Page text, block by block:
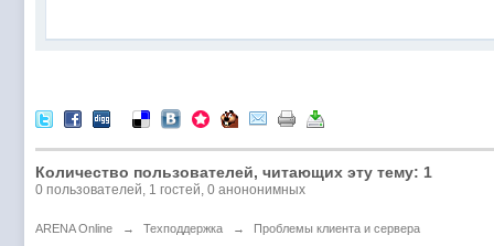
Количество пользователей, читающих эту тему: 1
0 пользователей, 1 гостей, 0 анононимных
ARENA Online → Техподдержка → Проблемы клиента и сервера